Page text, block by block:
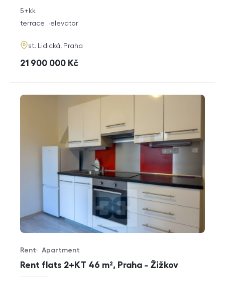
rozměry
5+kk
funkce
terrace elevator
adresa
st. Lidická, Praha
cena
21 900 000 Kč
Rent flats 2+KT 46 m², Praha - Žižkov
Offer type
Rent
Property type
Apartment